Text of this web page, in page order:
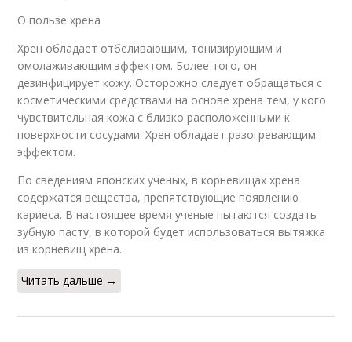
О пользе хрена
Хрен обладает отбеливающим, тонизирующим и
омолаживающим эффектом. Более того, он
дезинфицирует кожу. Осторожно следует обращаться с
косметическими средствами на основе хрена тем, у кого
чувствительная кожа с близко расположенными к
поверхности сосудами. Хрен обладает разогревающим
эффектом.
По сведениям японских ученых, в корневищах хрена
содержатся вещества, препятствующие появлению
кариеса. В настоящее время ученые пытаются создать
зубную пасту, в которой будет использоваться вытяжка
из корневищ хрена.
Читать дальше →